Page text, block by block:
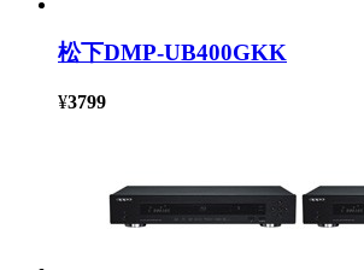
松下DMP-UB400GKK
¥3799